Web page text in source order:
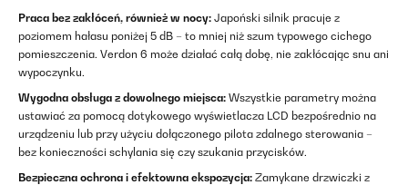
Praca bez zakłóceń, również w nocy: Japoński silnik pracuje z
poziomem hałasu poniżej 5 dB – to mniej niż szum typowego cichego
pomieszczenia. Verdon 6 może działać całą dobę, nie zakłócając snu ani
wypoczynku.
Wygodna obsługa z dowolnego miejsca: Wszystkie parametry można
ustawiać za pomocą dotykowego wyświetlacza LCD bezpośrednio na
urządzeniu lub przy użyciu dołączonego pilota zdalnego sterowania –
bez konieczności schylania się czy szukania przycisków.
Bezpieczna ochrona i efektowna ekspozycja: Zamykane drzwiczki z